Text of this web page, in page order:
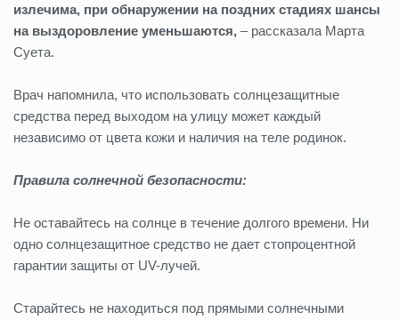
излечима, при обнаружении на поздних стадиях шансы
на выздоровление уменьшаются, – рассказала Марта
Суета.
Врач напомнила, что использовать солнцезащитные
средства перед выходом на улицу может каждый
независимо от цвета кожи и наличия на теле родинок.
Правила солнечной безопасности:
Не оставайтесь на солнце в течение долгого времени. Ни
одно солнцезащитное средство не дает стопроцентной
гарантии защиты от UV-лучей.
Старайтесь не находиться под прямыми солнечными